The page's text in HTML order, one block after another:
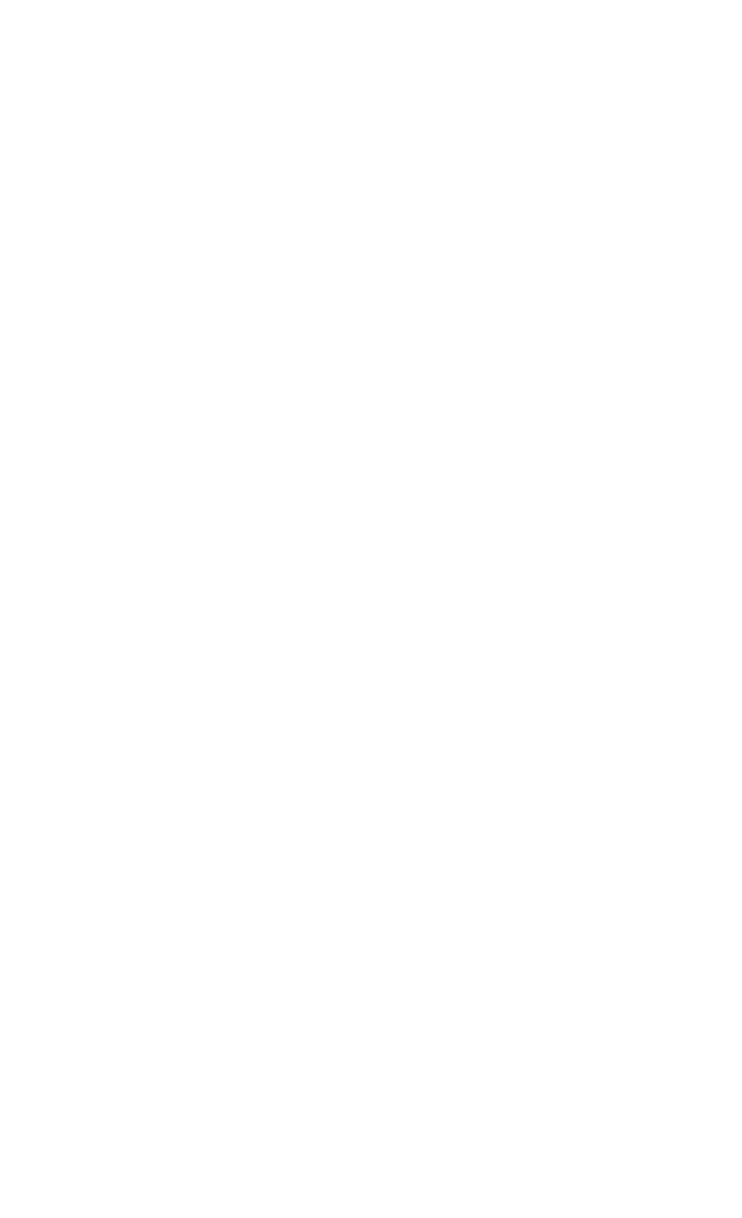
para os sistemas de saúde”
para inibidores PD-(L)1